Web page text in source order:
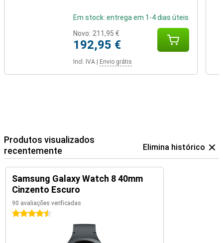
Em stock: entrega em 1-4 dias úteis
Novo: 211,95 €
192,95 €
Incl. IVA Envio grátis
Produtos visualizados
recentemente
Elimina histórico
Samsung Galaxy Watch 8 40mm
Cinzento Escuro
90 avaliações verificadas
4.5 estrelas